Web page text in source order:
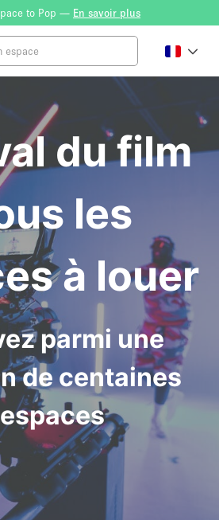
to Pop — En savoir plus
du film
les
à louer
parmi une
de centaines